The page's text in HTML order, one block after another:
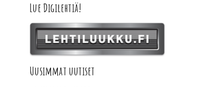
Lue Digilehtiä!
Uusimmat uutiset